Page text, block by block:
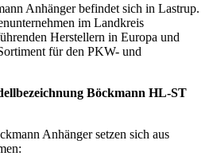
Anhänger befindet sich in Lastrup.
im Landkreis
Herstellern in Europa und
für den PKW- und
Böckmann HL-ST
Anhänger setzen sich aus